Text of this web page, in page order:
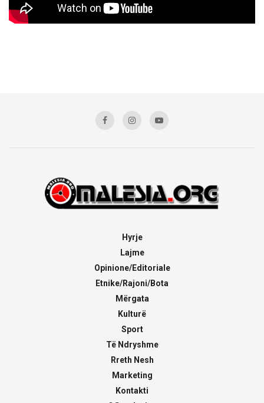
Hyrje
Lajme
Opinione/Editoriale
Etnike/Rajoni/Bota
Mërgata
Kulturë
Sport
Të Ndryshme
Rreth Nesh
Marketing
Kontakti